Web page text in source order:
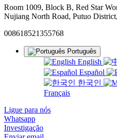
Room 1009, Block B, Red Star
Nujiang North Road, Putuo
008618521355768
Português
English
Español
한국인
Français
Ligue para nós
Whatsapp
Investigação